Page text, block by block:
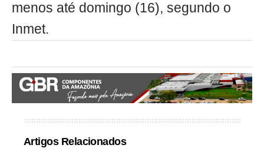
menos até domingo (16), segundo o
Inmet.
Artigos Relacionados